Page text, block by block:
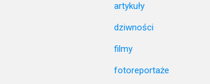
artykuły
dziwności
filmy
fotoreportaże